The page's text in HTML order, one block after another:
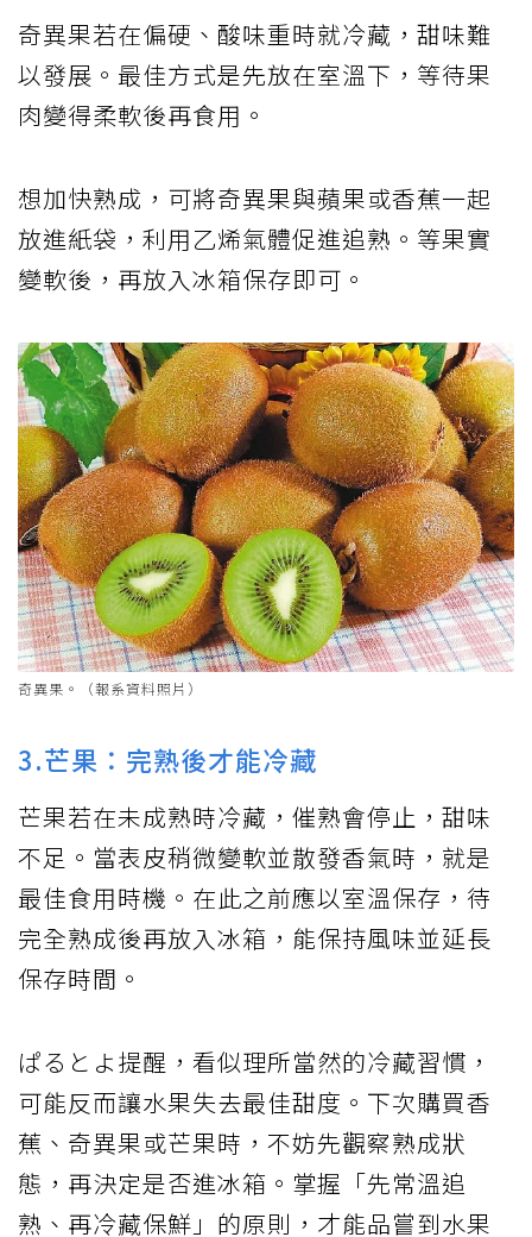
奇異果若在偏硬、酸味重時就冷藏，甜味難
以發展。最佳方式是先放在室溫下，等待果
肉變得柔軟後再食用。
想加快熟成，可將奇異果與蘋果或香蕉一起
放進紙袋，利用乙烯氣體促進追熟。等果實
變軟後，再放入冰箱保存即可。
奇異果。（報系資料照片）
3.芒果：完熟後才能冷藏
芒果若在未成熟時冷藏，催熟會停止，甜味
不足。當表皮稍微變軟並散發香氣時，就是
最佳食用時機。在此之前應以室溫保存，待
完全熟成後再放入冰箱，能保持風味並延長
保存時間。
ぱるとよ提醒，看似理所當然的冷藏習慣，
可能反而讓水果失去最佳甜度。下次購買香
蕉、奇異果或芒果時，不妨先觀察熟成狀
態，再決定是否進冰箱。掌握「先常溫追
熟、再冷藏保鮮」的原則，才能品嘗到水果